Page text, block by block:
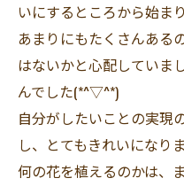
いにするところから始ま
あまりにもたくさんある
はないかと心配していま
んでした(*^▽^*)
自分がしたいことの実現
し、とてもきれいになり
何の花を植えるのかは、